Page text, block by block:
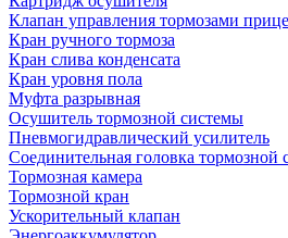
Клапан управления тормозами
Кран ручного тормоза
Кран слива конденсата
Кран уровня пола
Муфта разрывная
Осушитель тормозной системы
Пневмогидравлический усилитель
Соединительная головка тормозной
Тормозная камера
Тормозной кран
Ускорительный клапан